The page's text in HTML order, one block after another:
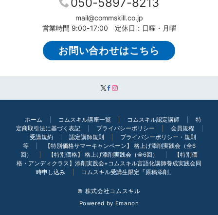
mail@commskill.co.jp
営業時間 9:00-17:00 定休日：日曜・月曜
お問い合わせはこちら
ホーム コムスキル講座一覧 コムスキル認定講師
特
定商取引法に基づく表記
プライバシーポリシー
会員規程
受講規約
認定講師規則
プライバシーポリシー・規則
等
【特別価格サマーキャンペーン】 格上げ添削実践会（全6
回）
【特別価格】 格上げ添削実践会（全6回）
【特別価
格・アンディクラス】添削実践会+コムスキル言語化講師養成実践会同
時申し込み
コムスキル受講生限定「原稿添削」
© 株式会社コムスキル
Powered by Emanon